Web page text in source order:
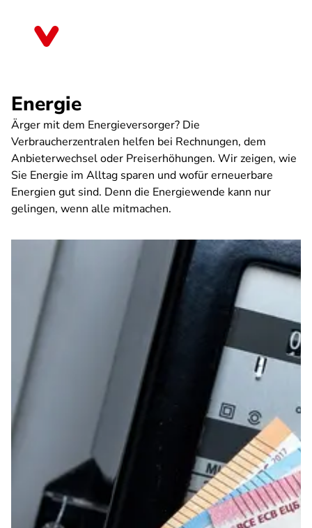
Energie
Ärger mit dem Energieversorger? Die
Verbraucherzentralen helfen bei Rechnungen, dem
Anbieterwechsel oder Preiserhöhungen. Wir zeigen, wie
Sie Energie im Alltag sparen und wofür erneuerbare
Energien gut sind. Denn die Energiewende kann nur
gelingen, wenn alle mitmachen.